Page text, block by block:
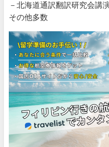
－北海道通訳翻訳研究会講
その他多数